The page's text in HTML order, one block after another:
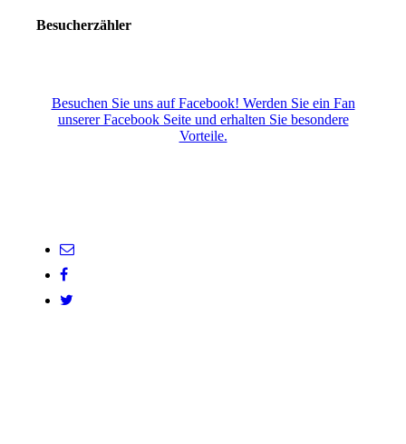
Besucherzähler
Besuchen Sie uns auf Facebook! Werden Sie ein Fan
unserer Facebook Seite und erhalten Sie besondere
Vorteile.